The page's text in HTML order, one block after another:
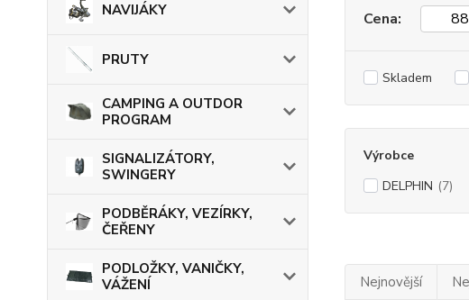
NAVIJÁKY
PRUTY
CAMPING A OUTDOR
PROGRAM
SIGNALIZÁTORY,
SWINGERY
PODBĚRÁKY, VEZÍRKY,
ČEŘENY
PODLOŽKY, VANIČKY,
VÁŽENÍ
Cena:
Skladem
Výrobce
DELPHIN (7)
Nejnovější